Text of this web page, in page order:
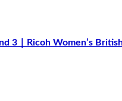
3｜Ricoh Women’s